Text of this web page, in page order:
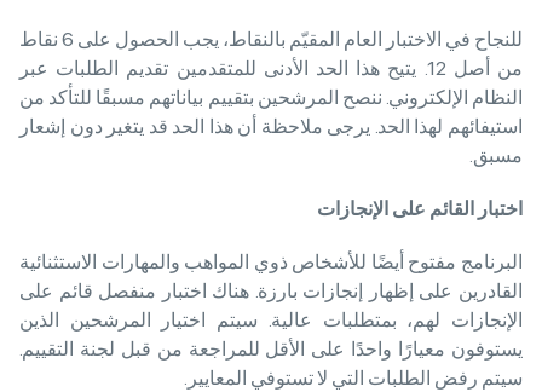
للنجاح في الاختبار العام المقيّم بالنقاط، يجب الحصول على 6 نقاط
من أصل 12. يتيح هذا الحد الأدنى للمتقدمين تقديم الطلبات عبر
النظام الإلكتروني. ننصح المرشحين بتقييم بياناتهم مسبقًا للتأكد من
استيفائهم لهذا الحد. يرجى ملاحظة أن هذا الحد قد يتغير دون إشعار
مسبق.
اختبار القائم على الإنجازات
البرنامج مفتوح أيضًا للأشخاص ذوي المواهب والمهارات الاستثنائية
القادرين على إظهار إنجازات بارزة. هناك اختبار منفصل قائم على
الإنجازات لهم، بمتطلبات عالية. سيتم اختيار المرشحين الذين
يستوفون معيارًا واحدًا على الأقل للمراجعة من قبل لجنة التقييم.
سيتم رفض الطلبات التي لا تستوفي المعايير.